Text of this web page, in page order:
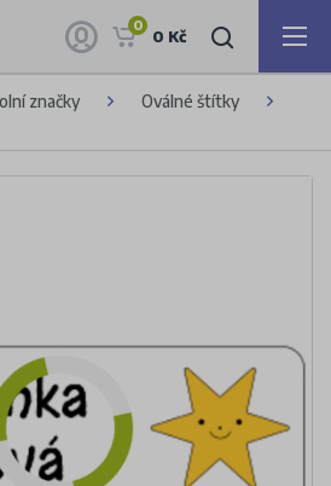
0
0 Kč
značky
Oválné štítky